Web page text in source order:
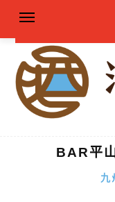
BAR平
九